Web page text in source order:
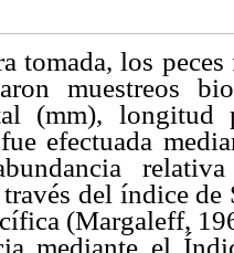
tomada, los
muestreos
(mm), longitud
efectuada
del índice
(Margaleff,
mediante el